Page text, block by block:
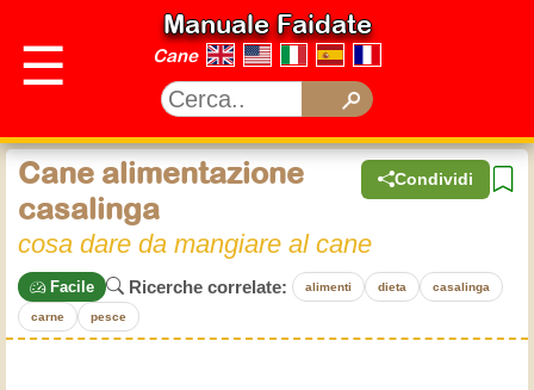
☰
Manuale Faidate
Cane
Condividi
Cane alimentazione
casalinga
cosa dare da mangiare al cane
Facile Ricerche correlate: alimenti dieta casalinga
carne pesce